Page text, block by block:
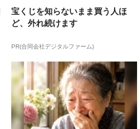
宝くじを知らないまま買う人ほ
ど、外れ続けます
PR(合同会社デジタルファーム)